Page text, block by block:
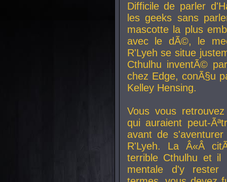
Difficile de parler
les geeks sans
mascotte la plus
avec le dÃ©, le
R'Lyeh se situe
Cthulhu inventÃ©
chez Edge, conÃ§u
Kelley Hensing.
Vous vous
qui auraient peut-
avant de
R'Lyeh. La Â«Â
terrible Cthulhu et
mentale d'y rester